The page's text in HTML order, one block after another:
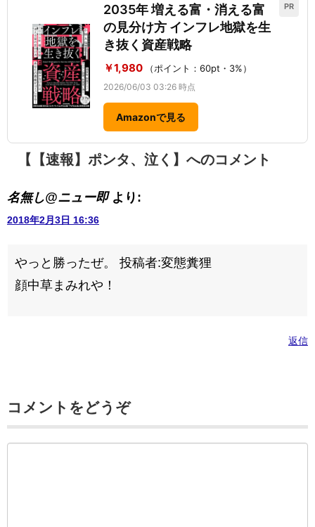
PR
2035年 増える富・消える富
の見分け方 インフレ地獄を生
き抜く資産戦略
￥1,980 （ポイント：60pt・3%）
2026/06/03 03:26 時点
Amazonで見る
【【速報】ポンタ、泣く】へのコメント
名無し@ニュー即 より:
2018年2月3日 16:36
やっと勝ったぜ。 投稿者:変態糞狸
顔中草まみれや！
返信
コメントをどうぞ